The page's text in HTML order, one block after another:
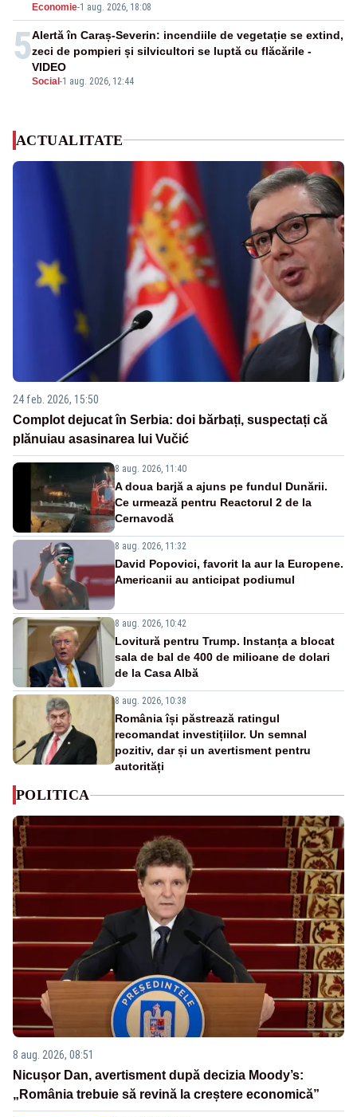
Economie-1 aug. 2026, 18:08
5
Social-1 aug. 2026, 12:44
Alertă în Caraș-Severin: incendiile de vegetație se extind,
zeci de pompieri și silvicultori se luptă cu flăcările -
VIDEO
ACTUALITATE
24 feb. 2026, 15:50
Complot dejucat în Serbia: doi bărbați, suspectați că
plănuiau asasinarea lui Vučić
8 aug. 2026, 11:40
A doua barjă a ajuns pe fundul Dunării.
Ce urmează pentru Reactorul 2 de la
Cernavodă
8 aug. 2026, 11:32
David Popovici, favorit la aur la Europene.
Americanii au anticipat podiumul
8 aug. 2026, 10:42
Lovitură pentru Trump. Instanța a blocat
sala de bal de 400 de milioane de dolari
de la Casa Albă
8 aug. 2026, 10:38
România își păstrează ratingul
recomandat investițiilor. Un semnal
pozitiv, dar și un avertisment pentru
autorități
POLITICA
8 aug. 2026, 08:51
Nicușor Dan, avertisment după decizia Moody’s:
„România trebuie să revină la creștere economică”